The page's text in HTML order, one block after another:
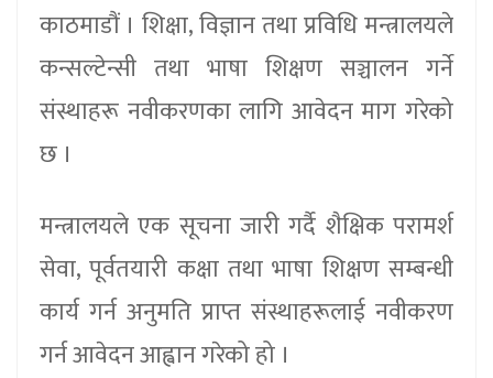
काठमाडौं । शिक्षा, विज्ञान तथा प्रविधि मन्त्रालयले
कन्सल्टेन्सी तथा भाषा शिक्षण सञ्चालन गर्ने
संस्थाहरू नवीकरणका लागि आवेदन माग गरेको
छ ।
मन्त्रालयले एक सूचना जारी गर्दै शैक्षिक परामर्श
सेवा, पूर्वतयारी कक्षा तथा भाषा शिक्षण सम्बन्धी
कार्य गर्न अनुमति प्राप्त संस्थाहरूलाई नवीकरण
गर्न आवेदन आह्वान गरेको हो ।